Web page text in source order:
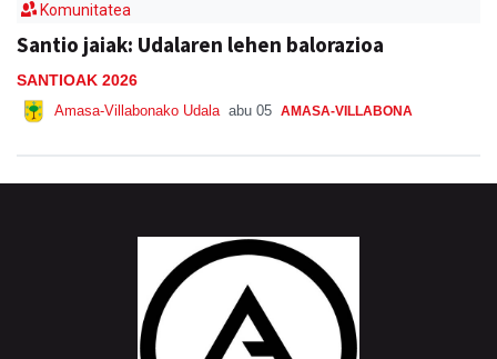
Komunitatea
Santio jaiak: Udalaren lehen balorazioa
SANTIOAK 2026
Amasa-Villabonako Udala abu 05 AMASA-VILLABONA